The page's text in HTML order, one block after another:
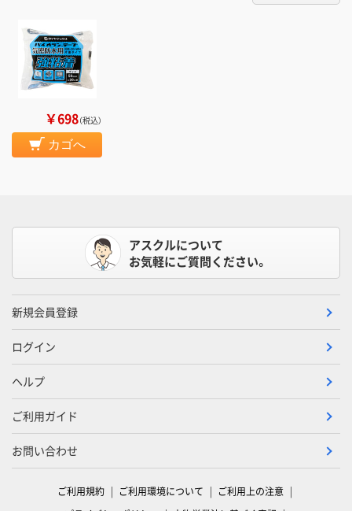
￥698（税込）
カゴへ
アスクルについて
お気軽にご質問ください。
新規会員登録
ログイン
ヘルプ
ご利用ガイド
お問い合わせ
ご利用規約 ご利用環境について
ご利用上の注意